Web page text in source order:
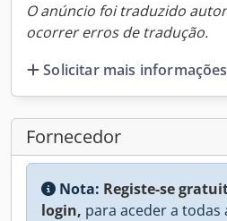
O anúncio foi traduzido
ocorrer erros de tradução.
Solicitar mais informações
Fornecedor
Nota: Registe-se
login, para aceder a todas